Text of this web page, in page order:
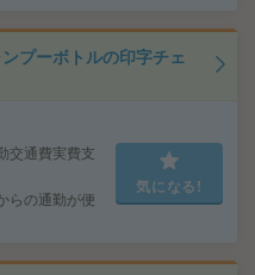
プーボトルの印字チェ
交通費実費支
らの通勤が便
気になる!